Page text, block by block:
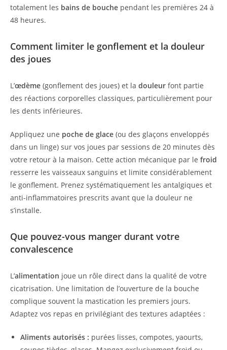
totalement les bains de bouche pendant les premières 24 à
48 heures.
Comment limiter le gonflement et la douleur
des joues
L’œdème (gonflement des joues) et la douleur font partie
des réactions corporelles classiques, particulièrement pour
les dents inférieures.
Appliquez une poche de glace (ou des glaçons enveloppés
dans un linge) sur vos joues par sessions de 20 minutes dès
votre retour à la maison. Cette action mécanique par le froid
resserre les vaisseaux sanguins et limite considérablement
le gonflement. Prenez systématiquement les antalgiques et
anti-inflammatoires prescrits avant que la douleur ne
s’installe.
Que pouvez-vous manger durant votre
convalescence
L’alimentation joue un rôle direct dans la qualité de votre
cicatrisation. Une limitation de l’ouverture de la bouche
complique souvent la mastication les premiers jours.
Adaptez vos repas en privilégiant des textures adaptées :
Aliments autorisés : purées lisses, compotes, yaourts,